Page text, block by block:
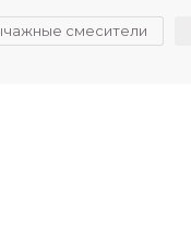
смесители